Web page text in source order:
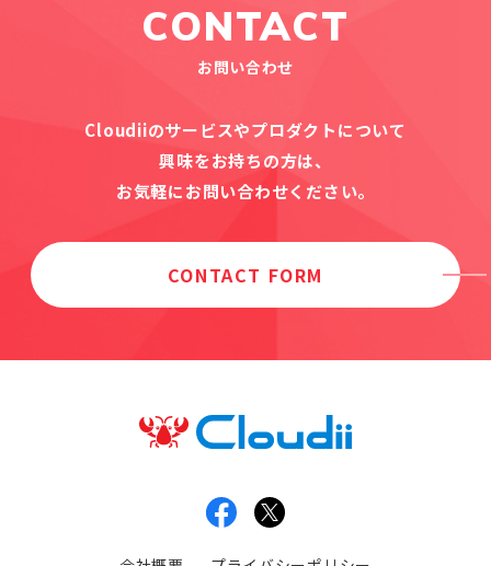
CONTACT
お問い合わせ
Cloudiiのサービスやプロダクトについて
興味をお持ちの方は、
お気軽にお問い合わせください。
CONTACT FORM